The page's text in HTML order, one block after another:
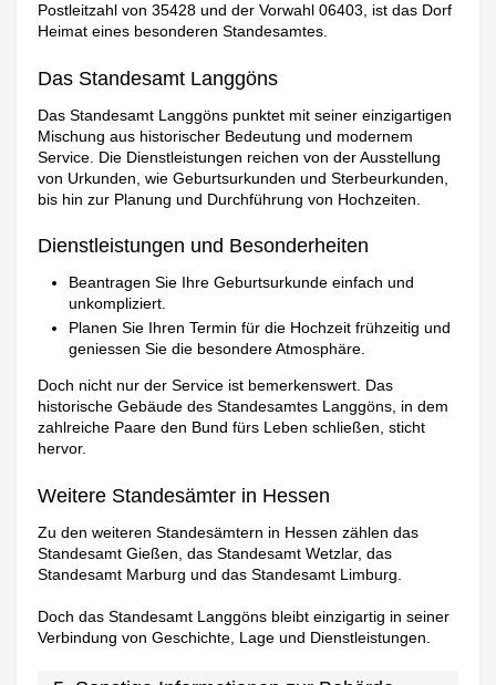
Postleitzahl von 35428 und der Vorwahl 06403, ist das Dorf
Heimat eines besonderen Standesamtes.
Das Standesamt Langgöns
Das Standesamt Langgöns punktet mit seiner einzigartigen
Mischung aus historischer Bedeutung und modernem
Service. Die Dienstleistungen reichen von der Ausstellung
von Urkunden, wie Geburtsurkunden und Sterbeurkunden,
bis hin zur Planung und Durchführung von Hochzeiten.
Dienstleistungen und Besonderheiten
Beantragen Sie Ihre Geburtsurkunde einfach und
unkompliziert.
Planen Sie Ihren Termin für die Hochzeit frühzeitig und
geniessen Sie die besondere Atmosphäre.
Doch nicht nur der Service ist bemerkenswert. Das
historische Gebäude des Standesamtes Langgöns, in dem
zahlreiche Paare den Bund fürs Leben schließen, sticht
hervor.
Weitere Standesämter in Hessen
Zu den weiteren Standesämtern in Hessen zählen das
Standesamt Gießen, das Standesamt Wetzlar, das
Standesamt Marburg und das Standesamt Limburg.
Doch das Standesamt Langgöns bleibt einzigartig in seiner
Verbindung von Geschichte, Lage und Dienstleistungen.